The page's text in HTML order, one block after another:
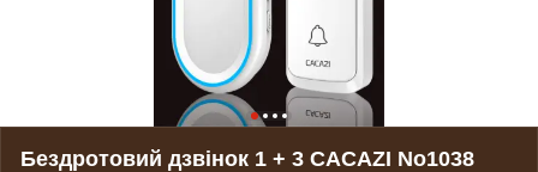
Бездротовий дзвінок 1 + 3 CACAZI No1038